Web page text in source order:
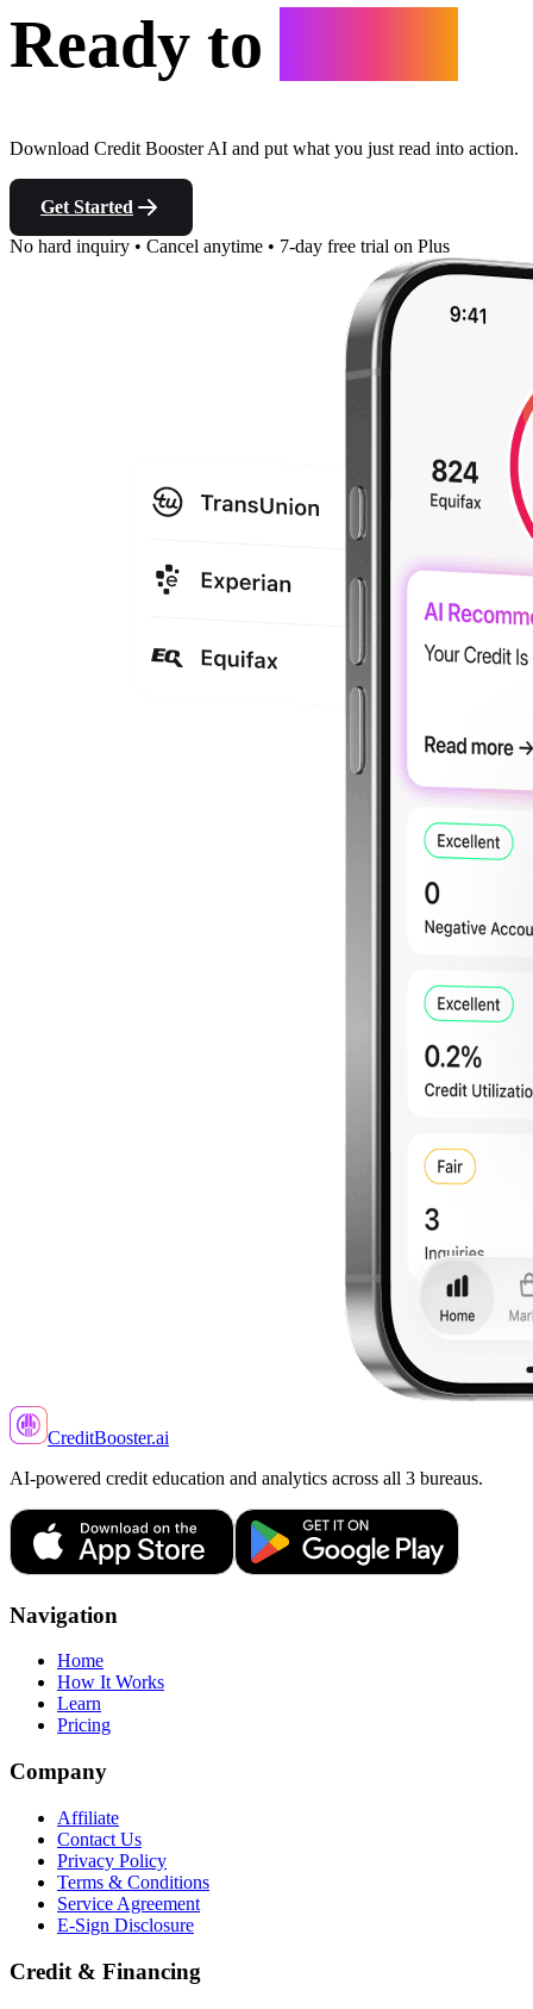
Ready to
Download Credit Booster AI and put what you just read into action.
Get Started
No hard inquiry • Cancel anytime • 7-day free trial on Plus
CreditBooster.ai
AI-powered credit education and analytics across all 3 bureaus.
Navigation
Home
How It Works
Learn
Pricing
Company
Affiliate
Contact Us
Privacy Policy
Terms & Conditions
Service Agreement
E-Sign Disclosure
Credit & Financing